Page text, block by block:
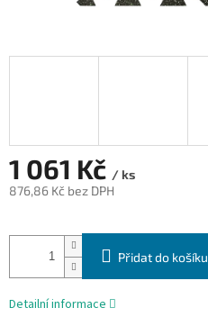
1 061 Kč / ks
876,86 Kč bez DPH
cena:
Přidat do košíku
Detailní informace